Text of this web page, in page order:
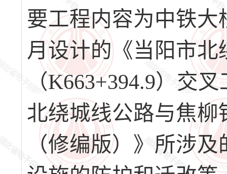
要工程内容为中铁大
月设计的《当阳市
（K663+394.9）交
北绕城线公路与焦柳
（修编版）》所涉